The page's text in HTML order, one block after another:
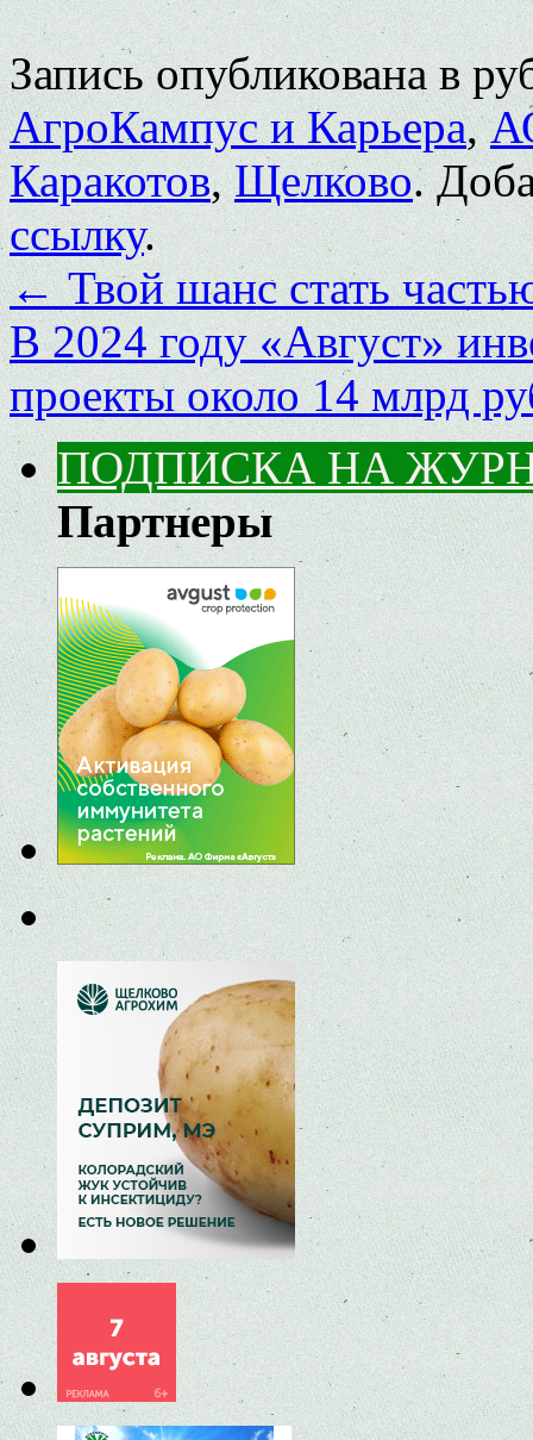
Запись опубликована в
АгроКампус и Карьера,
Каракотов,Щелково.
ссылку.
←Твой шанс стать
В 2024 году «Август»
проекты около 14 млрд
ПОДПИСКА НА
Партнеры